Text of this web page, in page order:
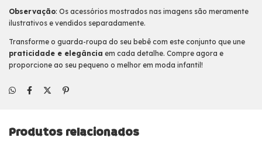
Observação: Os acessórios mostrados nas imagens são meramente
ilustrativos e vendidos separadamente.
Transforme o guarda-roupa do seu bebê com este conjunto que une
praticidade e elegância em cada detalhe. Compre agora e
proporcione ao seu pequeno o melhor em moda infantil!
Produtos relacionados